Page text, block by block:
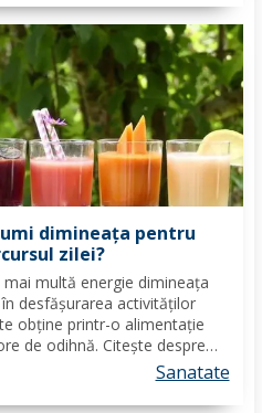
dimineața pentru
zilei?
multă energie dimineața
desfășurarea activităților
obține printr-o alimentație
de odihnă. Citește despre
dimineața. În general,
Sanatate